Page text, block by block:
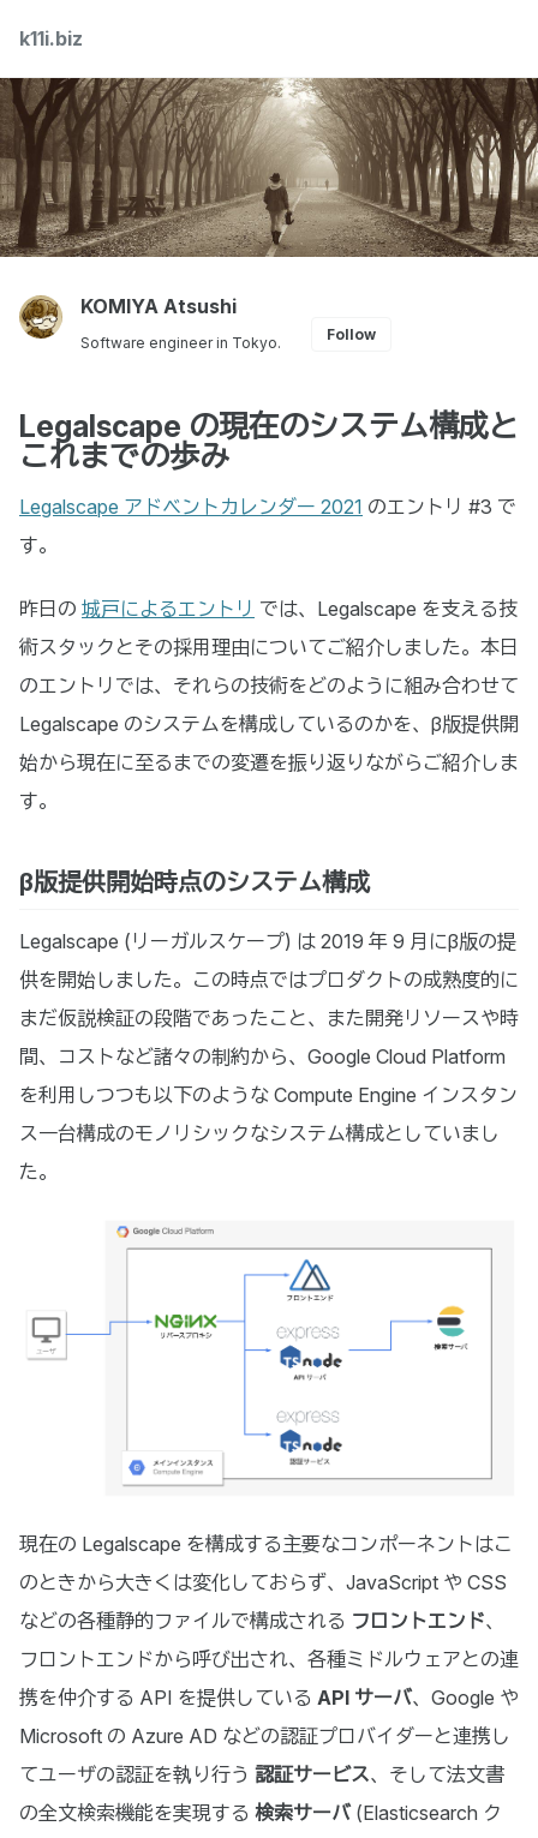
primary
navigation
content
footer
k11i.biz
KOMIYA Atsushi
Software engineer in Tokyo. Follow
Legalscape の現在のシステム構成と
これまでの歩み
Legalscape アドベントカレンダー 2021 のエントリ #3 で
す。
昨日の 城戸によるエントリ では、Legalscape を支える技
術スタックとその採用理由についてご紹介しました。本日
のエントリでは、それらの技術をどのように組み合わせて
Legalscape のシステムを構成しているのかを、β版提供開
始から現在に至るまでの変遷を振り返りながらご紹介しま
す。
β版提供開始時点のシステム構成
Legalscape (リーガルスケープ) は 2019 年 9 月にβ版の提
供を開始しました。この時点ではプロダクトの成熟度的に
まだ仮説検証の段階であったこと、また開発リソースや時
間、コストなど諸々の制約から、Google Cloud Platform
を利用しつつも以下のような Compute Engine インスタン
ス一台構成のモノリシックなシステム構成としていまし
た。
現在の Legalscape を構成する主要なコンポーネントはこ
のときから大きくは変化しておらず、JavaScript や CSS
などの各種静的ファイルで構成される フロントエンド、
フロントエンドから呼び出され、各種ミドルウェアとの連
携を仲介する API を提供している API サーバ、Google や
Microsoft の Azure AD などの認証プロバイダーと連携し
てユーザの認証を執り行う 認証サービス、そして法文書
の全文検索機能を実現する 検索サーバ(Elasticsearch ク